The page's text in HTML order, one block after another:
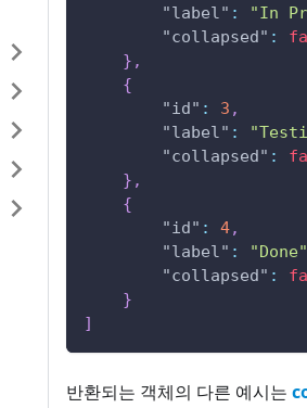
"label" : "In
"collapsed" :
} ,
{
"id" : 3 ,
"label" :
"collapsed" :
} ,
{
"id" : 4,
"label" : "Done"
"collapsed" :
}
]
반환되는 객체의 다른 예시는